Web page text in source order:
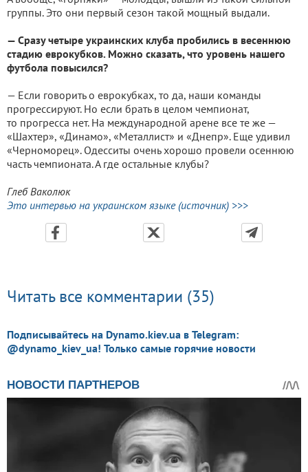
группы. Это они первый сезон такой мощный выдали.
— Сразу четыре украинских клуба пробились в весеннюю
стадию еврокубков. Можно сказать, что уровень нашего
футбола повысился?
— Если говорить о еврокубках, то да, наши команды
прогрессируют. Но если брать в целом чемпионат,
то прогресса нет. На международной арене все те же —
«Шахтер», «Динамо», «Металлист» и «Днепр». Еще удивил
«Черноморец». Одесситы очень хорошо провели осеннюю
часть чемпионата. А где остальные клубы?
Глеб Ваколюк
Это интервью на украинском языке (источник) >>>
Читать все комментарии (35)
Подписывайтесь на Dynamo.kiev.ua в Telegram:
@dynamo_kiev_ua! Только самые горячие новости